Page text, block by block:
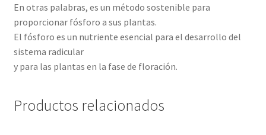
En otras palabras, es un método sostenible para
proporcionar fósforo a sus plantas.
El fósforo es un nutriente esencial para el desarrollo del
sistema radicular
y para las plantas en la fase de floración.
Productos relacionados